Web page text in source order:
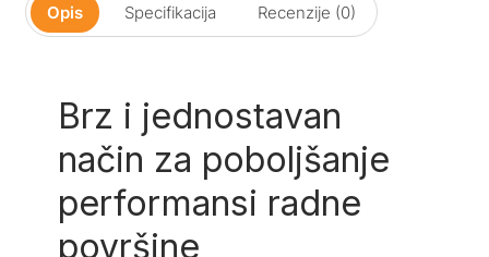
Opis Specifikacija Recenzije (0)
Brz i jednostavan
način za poboljšanje
performansi radne
površine